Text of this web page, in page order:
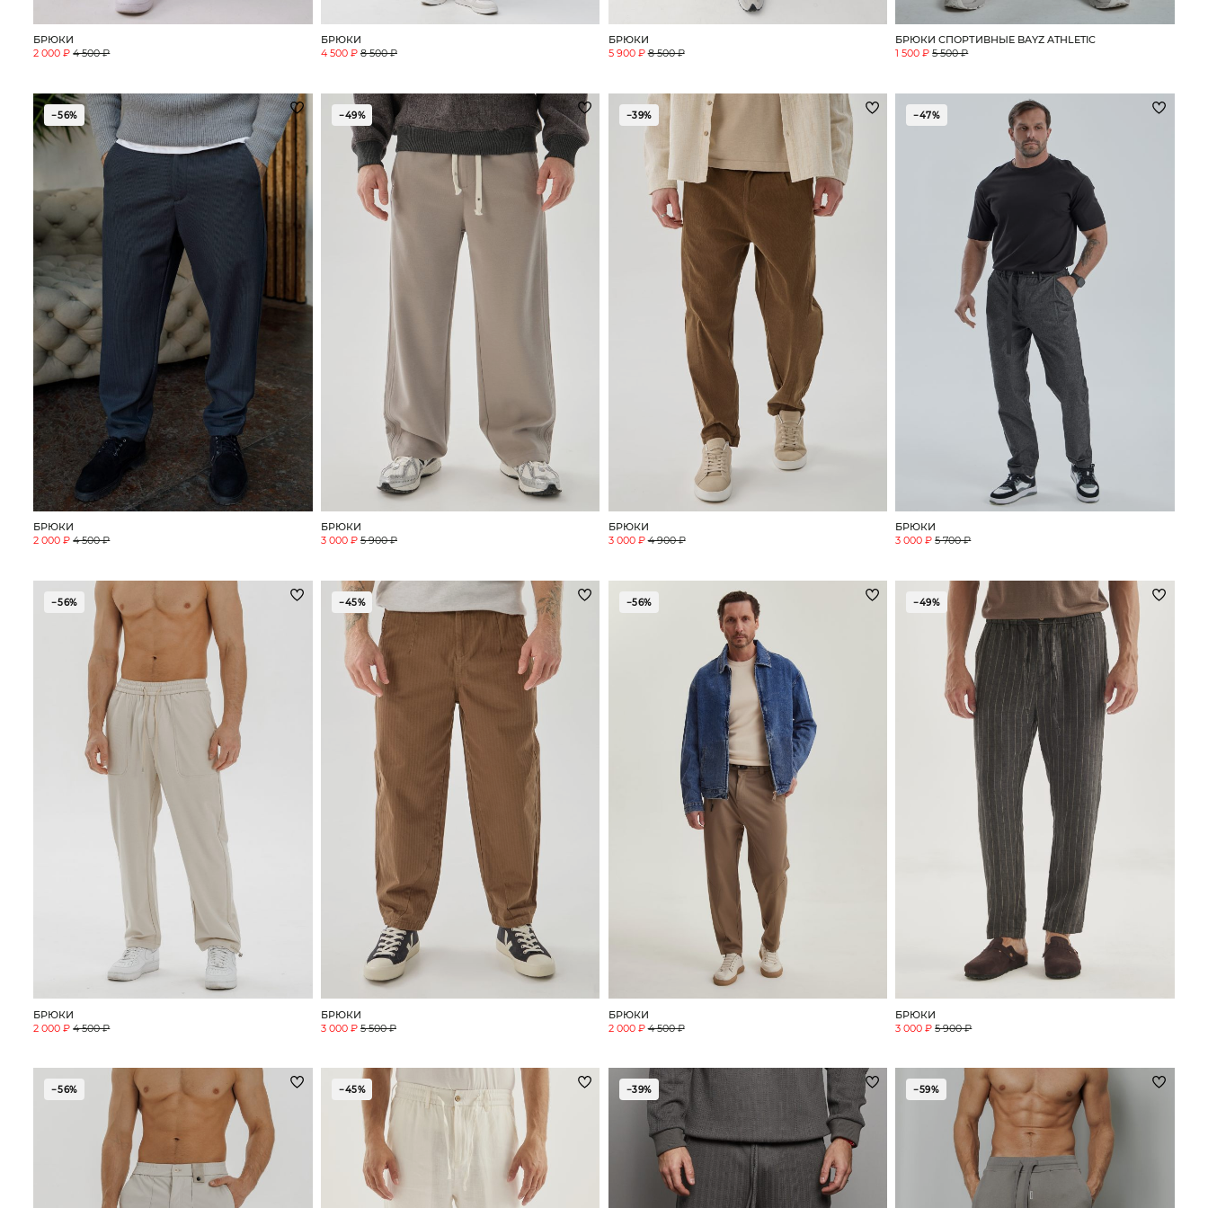
БРЮКИ
2 000 ₽ 4 500 ₽
БРЮКИ
4 500 ₽ 8 500 ₽
БРЮКИ
5 900 ₽ 8 500 ₽
БРЮКИ СПОРТИВНЫЕ BAYZ ATHLETIC
1 500 ₽ 5 500 ₽
−56%
БРЮКИ
2 000 ₽ 4 500 ₽
−49%
БРЮКИ
3 000 ₽ 5 900 ₽
−39%
БРЮКИ
3 000 ₽ 4 900 ₽
−47%
БРЮКИ
3 000 ₽ 5 700 ₽
−56%
БРЮКИ
2 000 ₽ 4 500 ₽
−45%
БРЮКИ
3 000 ₽ 5 500 ₽
−56%
БРЮКИ
2 000 ₽ 4 500 ₽
−49%
БРЮКИ
3 000 ₽ 5 900 ₽
−56% −45% −39% −59%